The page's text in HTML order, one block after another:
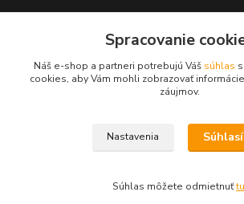
+421 905 536 752
info@geolab.sk
Spracovanie
Náš e-shop a partneri potrebujú Váš súhlas
cookies, aby Vám mohli zobrazovať
záujmov.
Nastavenia
Súhlas môžete odmietnuťtu